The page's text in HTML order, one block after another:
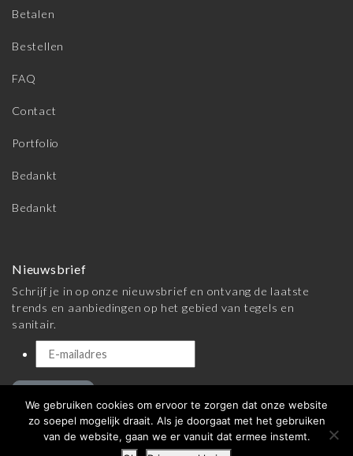
Betalen
Bestellen
FAQ
Contact
Portfolio
Bedankt
Bedankt
Nieuwsbrief
Schrijf je in op onze nieuwsbrief en ontvang de laatste
trends en aanbiedingen op het gebied van tegels en
sanitair.
© 2026 Meijer Tegels & Sanitair |Algemene voorwaarden
We gebruiken cookies om ervoor te zorgen dat onze website
zo soepel mogelijk draait. Als je doorgaat met het gebruiken
van de website, gaan we er vanuit dat ermee instemt.